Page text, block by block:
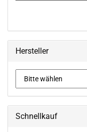
Hersteller
Schnellkauf